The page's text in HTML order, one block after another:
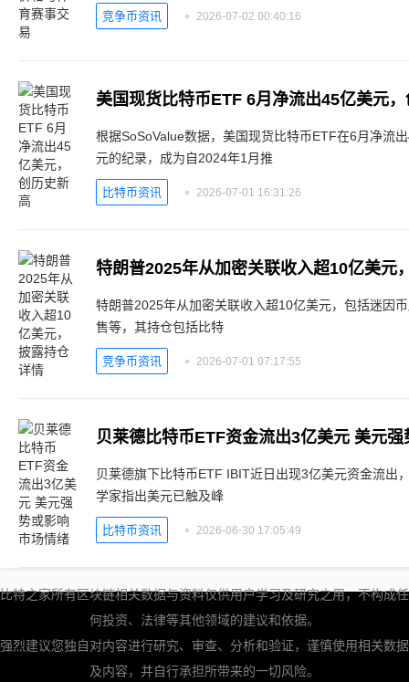
竞争币资讯 2026-07-02 00:40:16
美国现货比特币ETF 6月净流出45亿美元
根据SoSoValue数据，美国现货比特币ETF在6月净流
元的纪录，成为自2024年1月推
比特币资讯 2026-07-01 16:31:26
特朗普2025年从加密关联收入超10亿美元
特朗普2025年从加密关联收入超10亿美元，包括迷因
售等，其持仓包括比特
竞争币资讯 2026-07-01 07:17:55
贝莱德比特币ETF资金流出3亿美元 美元
贝莱德旗下比特币ETF IBIT近日出现3亿美元资金流出
学家指出美元已触及峰
比特币资讯 2026-06-30 17:05:49
比特之家所有区块链相关数据与资料仅供用户学习及研究之用，不构成任
何投资、法律等其他领域的建议和依据。
强烈建议您独自对内容进行研究、审查、分析和验证，谨慎使用相关数据
及内容，并自行承担所带来的一切风险。